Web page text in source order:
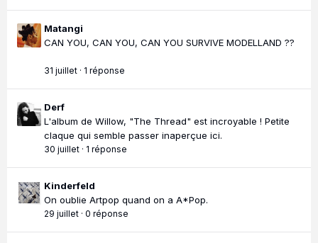
Matangi
CAN YOU, CAN YOU, CAN YOU SURVIVE MODELLAND ??
31 juillet · 1 réponse
Derf
L'album de Willow, "The Thread" est incroyable ! Petite
claque qui semble passer inaperçue ici.
30 juillet · 1 réponse
Kinderfeld
On oublie Artpop quand on a A*Pop.
29 juillet · 0 réponse